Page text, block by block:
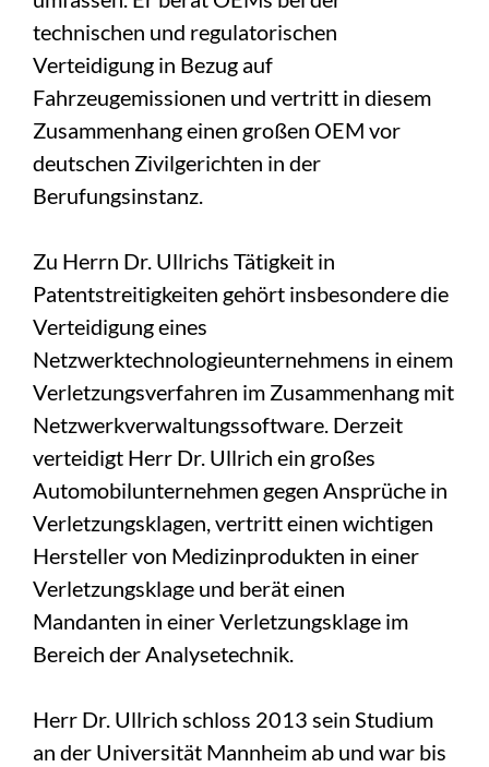
technischen und regulatorischen
Verteidigung in Bezug auf
Fahrzeugemissionen und vertritt in diesem
Zusammenhang einen großen OEM vor
deutschen Zivilgerichten in der
Berufungsinstanz.
Zu Herrn Dr. Ullrichs Tätigkeit in
Patentstreitigkeiten gehört insbesondere die
Verteidigung eines
Netzwerktechnologieunternehmens in einem
Verletzungsverfahren im Zusammenhang mit
Netzwerkverwaltungssoftware. Derzeit
verteidigt Herr Dr. Ullrich ein großes
Automobilunternehmen gegen Ansprüche in
Verletzungsklagen, vertritt einen wichtigen
Hersteller von Medizinprodukten in einer
Verletzungsklage und berät einen
Mandanten in einer Verletzungsklage im
Bereich der Analysetechnik.
Herr Dr. Ullrich schloss 2013 sein Studium
an der Universität Mannheim ab und war bis